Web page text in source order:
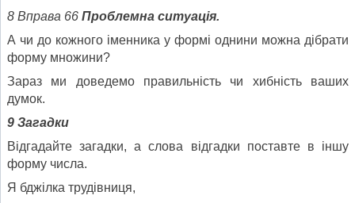
8 Вправа 66 Проблемна ситуація.
А чи до кожного іменника у формі однини можна дібрати
форму множини?
Зараз ми доведемо правильність чи хибність ваших
думок.
9 Загадки
Відгадайте загадки, а слова відгадки поставте в іншу
форму числа.
Я бджілка трудівниця,